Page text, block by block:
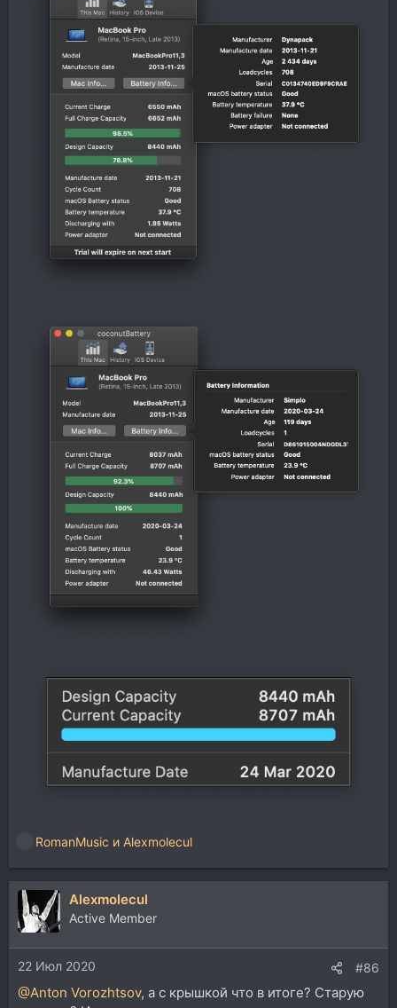
е
а
к
ц
и
и
:
RomanMusic и Alexmolecul
Alexmolecul
Active Member
22 Июл 2020 #86
@Anton Vorozhtsov, а с крышкой что в итоге? Старую